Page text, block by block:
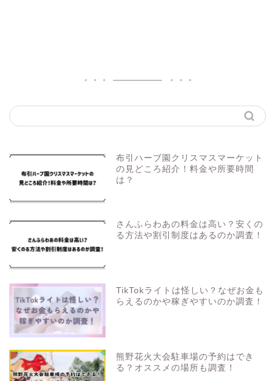
布引ハーブ園クリスマスマーケット
の見どころ紹介！料金や所要時間
は？
さんふらわあの料金は高い？安くの
る方法や割引制度はあるのか調査！
TikTokライトは怪しい？なぜお金も
らえるのかや稼ぎやすいのか調査！
熊野花火大会駐車場の予約はでき
る？オススメの場所も調査！